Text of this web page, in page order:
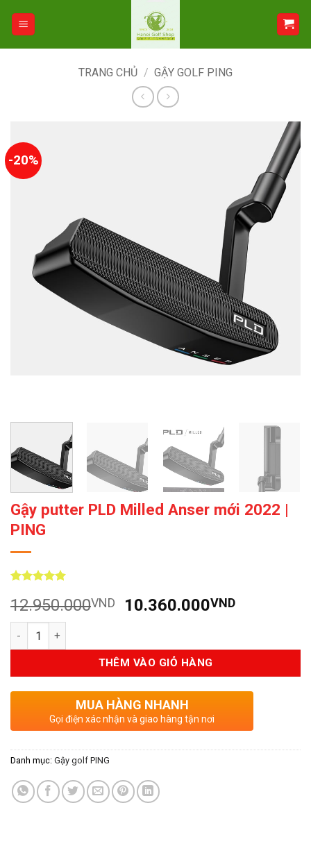
TRANG CHỦ / GẬY GOLF PING
-20%
Gậy putter PLD Milled Anser mới 2022 |
PING
dựa trên
đánh giá
12.950.000VND
Giá
12.950.000VND.
10.360.000VNDGiá
là:
Số lượng
THÊM VÀO GIỎ HÀNG
MUA HÀNG NHANH
Gọi điện xác nhận và giao hàng tận nơi
Danh mục: Gậy golf PING